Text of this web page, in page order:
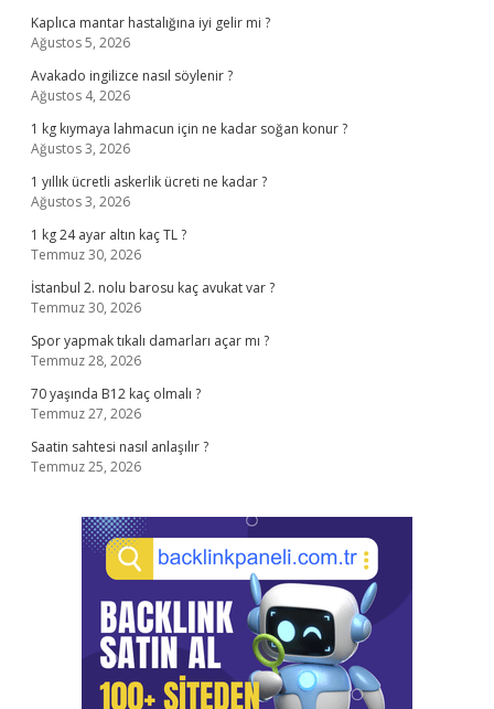
Kaplıca mantar hastalığına iyi gelir mi ?
Ağustos 5, 2026
Avakado ingilizce nasıl söylenir ?
Ağustos 4, 2026
1 kg kıymaya lahmacun için ne kadar soğan konur ?
Ağustos 3, 2026
1 yıllık ücretli askerlik ücreti ne kadar ?
Ağustos 3, 2026
1 kg 24 ayar altın kaç TL ?
Temmuz 30, 2026
İstanbul 2. nolu barosu kaç avukat var ?
Temmuz 30, 2026
Spor yapmak tıkalı damarları açar mı ?
Temmuz 28, 2026
70 yaşında B12 kaç olmalı ?
Temmuz 27, 2026
Saatin sahtesi nasıl anlaşılır ?
Temmuz 25, 2026